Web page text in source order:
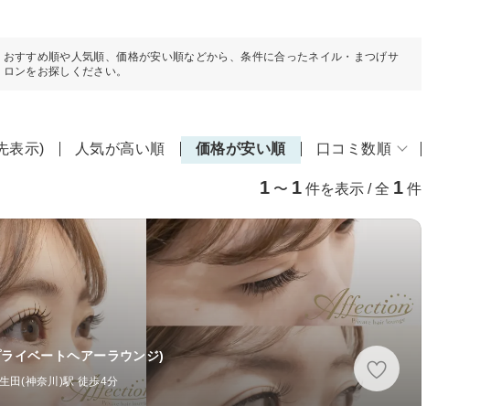
おすすめ順や人気順、価格が安い順などから、条件に合ったネイル・まつげサ
ロンをお探しください。
表示) 人気が高い順 価格が安い順 口コミ数順
1 〜 1 件を表示 / 全 1 件
イベートヘアーラウンジ)
田(神奈川)駅 徒歩4分